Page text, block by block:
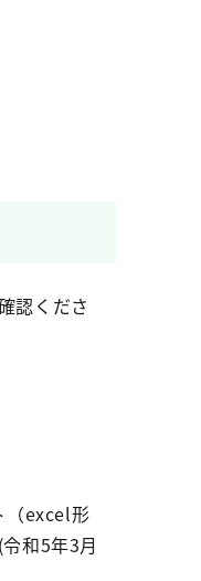
認くださ
（excel形
(令和5年3月